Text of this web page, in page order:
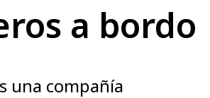
a bordo
una compañía